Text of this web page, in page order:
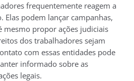
frequentemente reagem a
Elas podem lançar campanhas,
mesmo propor ações judiciais
dos trabalhadores sejam
com essas entidades pode
informado sobre as
legais.